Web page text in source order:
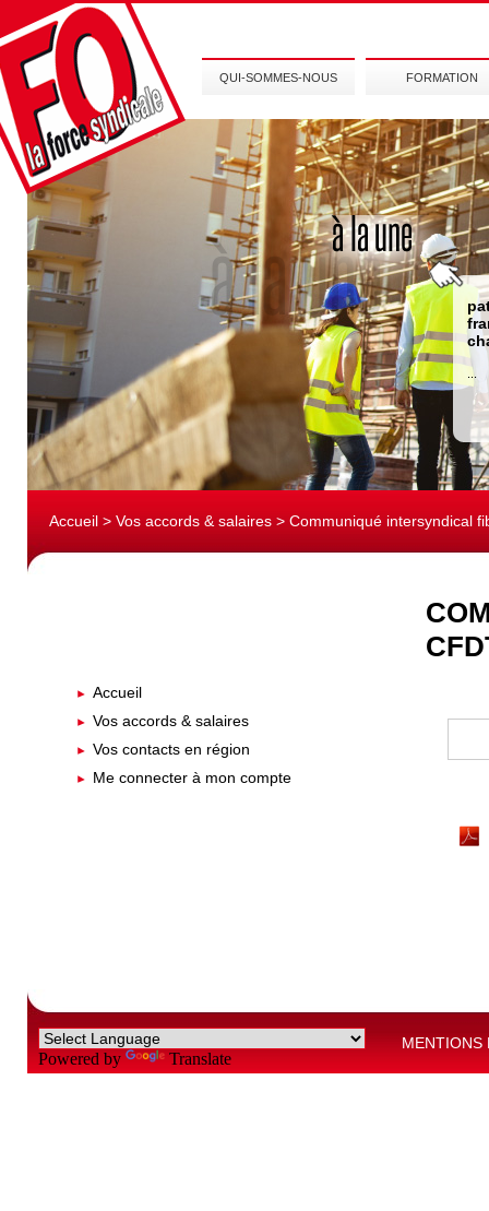
QUI-SOMMES-NOUS FORMATION
...
Accueil > Vos accords & salaires > Communiqué intersyndical
Accueil
Vos accords & salaires
Vos contacts en région
Me connecter à mon compte
Powered by Translate
MENTIONS